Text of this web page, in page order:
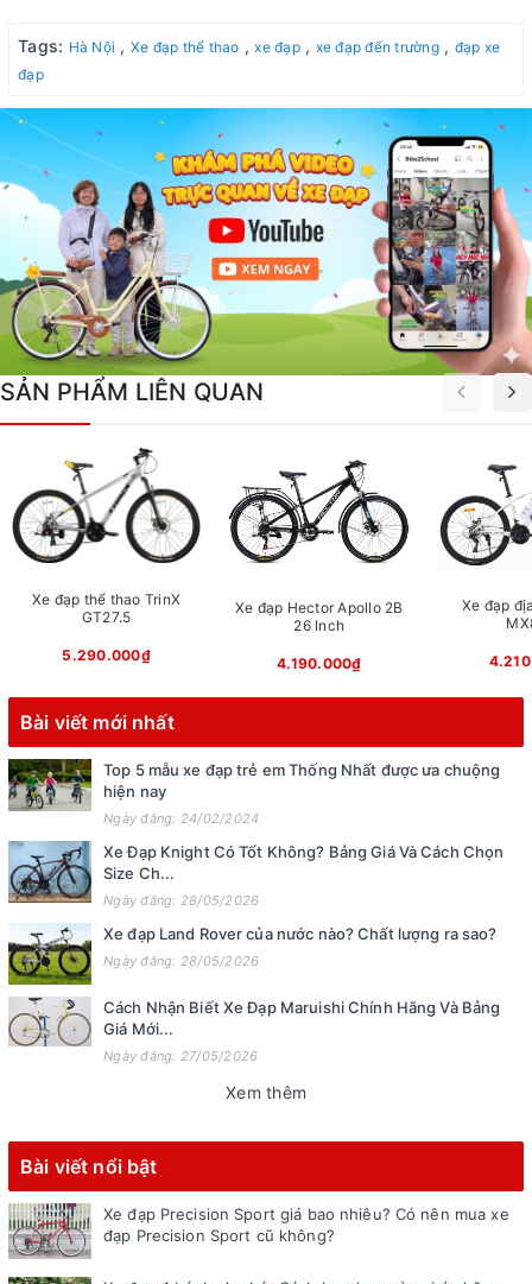
Tags: Hà Nội , Xe đạp thể thao ,xe đạp, xe đạp đến trường, đạp xe
đạp
SẢN PHẨM LIÊN QUAN
Xe đạp thể thao TrinX
GT27.5
5.290.000₫
Xe đạp Hector Apollo 2B
26 Inch
4.190.000₫
Xe đạp
Bài viết mới nhất
Top 5 mẫu xe đạp trẻ em Thống Nhất được ưa chuộng
hiện nay
Ngày đăng: 24/02/2024
Xe Đạp Knight Có Tốt Không? Bảng Giá Và Cách Chọn
Size Ch...
Ngày đăng: 28/05/2026
Xe đạp Land Rover của nước nào? Chất lượng ra sao?
Ngày đăng: 28/05/2026
Cách Nhận Biết Xe Đạp Maruishi Chính Hãng Và Bảng
Giá Mới...
Ngày đăng: 27/05/2026
Xem thêm
Bài viết nổi bật
Xe đạp Precision Sport giá bao nhiêu? Có nên mua xe
đạp Precision Sport cũ không?